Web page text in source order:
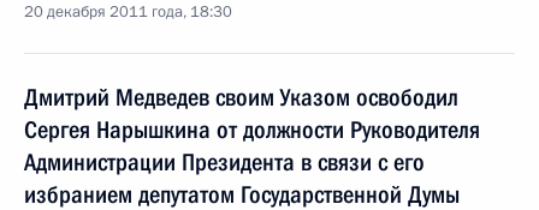
20 декабря 2011 года, 18:30
Дмитрий Медведев своим Указом освободил
Сергея Нарышкина от должности Руководителя
Администрации Президента в связи с его
избранием депутатом Государственной Думы